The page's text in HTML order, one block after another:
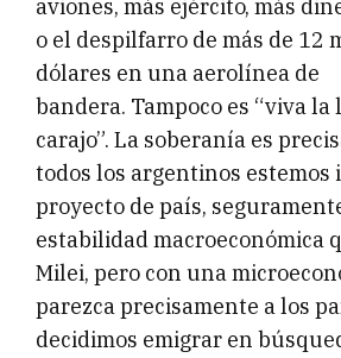
aviones, más ejército, más
o el despilfarro de más de 12
dólares en una aerolínea de
bandera. Tampoco es “viva
carajo”. La soberanía es
todos los argentinos
proyecto de país,
estabilidad macroeconómica
Milei, pero con una
parezca precisamente a los
decidimos emigrar en